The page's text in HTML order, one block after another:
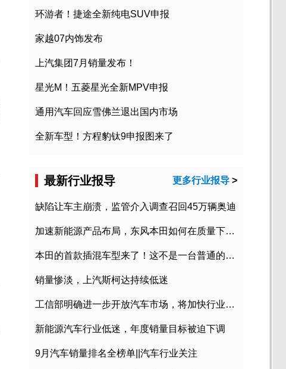
环游者！捷途全新纯电SUV申报
家越07内饰发布
上汽集团7月销量发布！
星光M！五菱星光全新MPV申报
通用汽车回应雪佛兰退出国内市场
全新车型！方程豹钛9申报图来了
最新行业报导 更多行业报导 >
缺陷让车主崩溃，监管介入调查召回45万辆奥迪
加速新能源产品布局，东风本田如何在质量下转型？
本田的首款插混车型来了！这不是一台普通的CR-V
销量惨淡，上汽斯柯达持续低迷
工信部明确进一步开放汽车市场，将加快行业兼并重组
新能源汽车行业低迷，年度销量目标被迫下调
9月汽车销量排名全榜单||汽车行业关注